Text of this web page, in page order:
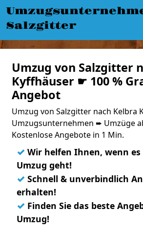
Salzgitter
Umzug von Salzgitter
Kyffhäuser ☛ 100 %
Angebot
Umzug von Salzgitter nach Kelbra
Umzugsunternehmen ➨ Umzüge
Kostenlose Angebote in 1 Min.
✓ Wir helfen Ihnen, wenn
Umzug geht!
✓ Schnell & unverbindlich
erhalten!
✓ Finden Sie das beste
Umzug!